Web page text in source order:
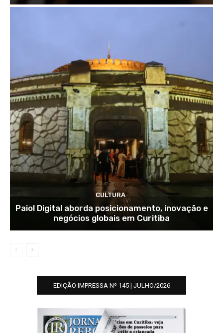
CULTURA
Paiol Digital aborda posicionamento, inovação e
negócios globais em Curitiba
EDIÇÃO IMPRESSA Nº 145 | JULHO/2026